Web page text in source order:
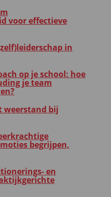
voor effectieve
in
op je school: hoe
je team
weerstand bij
begrijpen,
en